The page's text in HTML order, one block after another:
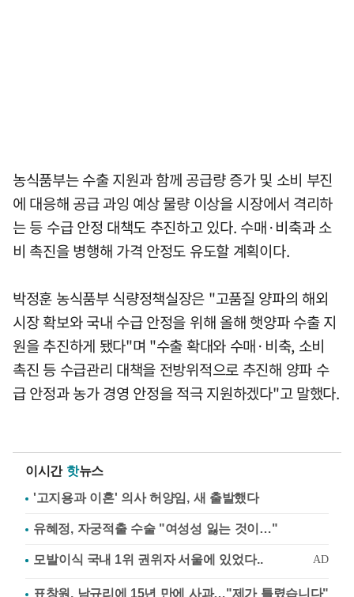
농식품부는 수출 지원과 함께 공급량 증가 및 소비 부진
에 대응해 공급 과잉 예상 물량 이상을 시장에서 격리하
는 등 수급 안정 대책도 추진하고 있다. 수매·비축과 소
비 촉진을 병행해 가격 안정도 유도할 계획이다.
박정훈 농식품부 식량정책실장은 "고품질 양파의 해외
시장 확보와 국내 수급 안정을 위해 올해 햇양파 수출 지
원을 추진하게 됐다"며 "수출 확대와 수매·비축, 소비
촉진 등 수급관리 대책을 전방위적으로 추진해 양파 수
급 안정과 농가 경영 안정을 적극 지원하겠다"고 말했다.
이시간 핫뉴스
'고지용과 이혼' 의사 허양임, 새 출발했다
유혜정, 자궁적출 수술 "여성성 잃는 것이…"
표창원, 남규리에 15년 만에 사과…"제가 틀렸습니다"